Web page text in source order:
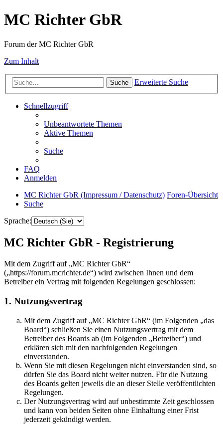
MC Richter GbR
Forum der MC Richter GbR
Zum Inhalt
Suche Erweiterte Suche
Schnellzugriff
Unbeantwortete Themen
Aktive Themen
Suche
FAQ
Anmelden
MC Richter GbR (Impressum / Datenschutz) Foren-Übersicht
Suche
Sprache:
MC Richter GbR - Registrierung
Mit dem Zugriff auf „MC Richter GbR“
(„https://forum.mcrichter.de“) wird zwischen Ihnen und dem
Betreiber ein Vertrag mit folgenden Regelungen geschlossen:
1. Nutzungsvertrag
Mit dem Zugriff auf „MC Richter GbR“ (im Folgenden „das
Board“) schließen Sie einen Nutzungsvertrag mit dem
Betreiber des Boards ab (im Folgenden „Betreiber“) und
erklären sich mit den nachfolgenden Regelungen
einverstanden.
Wenn Sie mit diesen Regelungen nicht einverstanden sind, so
dürfen Sie das Board nicht weiter nutzen. Für die Nutzung
des Boards gelten jeweils die an dieser Stelle veröffentlichten
Regelungen.
Der Nutzungsvertrag wird auf unbestimmte Zeit geschlossen
und kann von beiden Seiten ohne Einhaltung einer Frist
jederzeit gekündigt werden.